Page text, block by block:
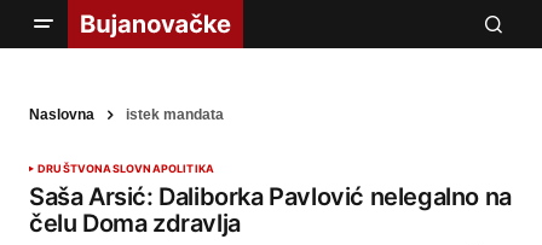
Naslovna istek mandata
DRUŠTVONASLOVNAPOLITIKA
Saša Arsić: Daliborka Pavlović nelegalno na
čelu Doma zdravlja